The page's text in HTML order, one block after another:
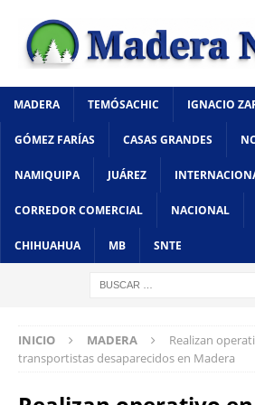
MADERA TEMÓSACHIC IGNACIO
GÓMEZ FARÍAS CASAS GRANDES
NAMIQUIPA JUÁREZ
CORREDOR COMERCIAL NACIONAL
CHIHUAHUA MB SNTE
INICIO MADERA
Realizan
transportistas desaparecidos en Madera